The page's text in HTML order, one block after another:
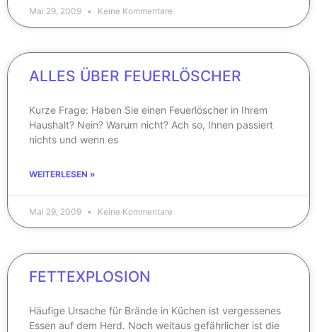
Mai 29, 2009 Keine Kommentare
ALLES ÜBER FEUERLÖSCHER
Kurze Frage: Haben Sie einen Feuerlöscher in Ihrem
Haushalt? Nein? Warum nicht? Ach so, Ihnen passiert
nichts und wenn es
WEITERLESEN »
Mai 29, 2009 Keine Kommentare
FETTEXPLOSION
Häufige Ursache für Brände in Küchen ist vergessenes
Essen auf dem Herd. Noch weitaus gefährlicher ist die